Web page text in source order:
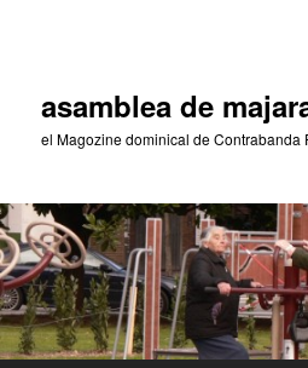
asamblea de
el Magozine dominical de Contrabanda